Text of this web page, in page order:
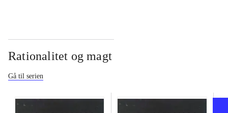
Rationalitet og magt
Gå til serien